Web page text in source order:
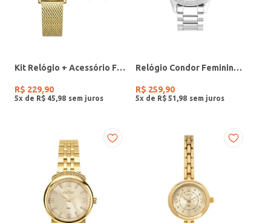
Kit Relógio + Acessório Feminino DOURADO
R$ 229,90
5x de R$ 45 98
Relógio Condor Feminino PRATA
R$ 259,90
5x de R$ 51 98